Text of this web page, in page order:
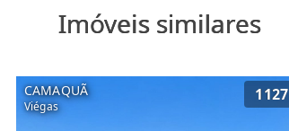
Imóveis similares
CAMAQUÃ
Viégas
1127